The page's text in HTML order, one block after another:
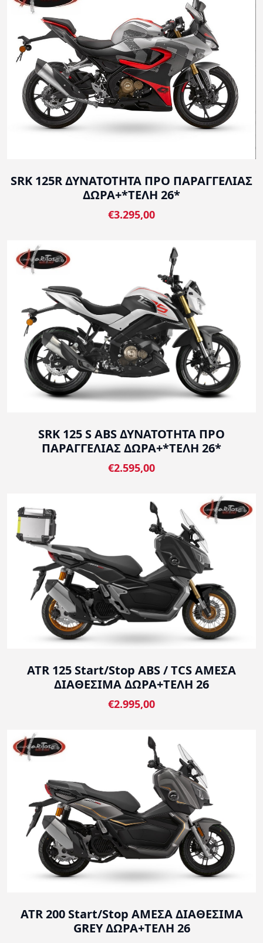
SRK 125R ΔΥΝΑΤΟΤΗΤΑ ΠΡΟ ΠΑΡΑΓΓΕΛΙΑΣ
ΔΩΡΑ+*ΤΕΛΗ 26*
€3.295,00
SRK 125 S ABS ΔΥΝΑΤΟΤΗΤΑ ΠΡΟ
ΠΑΡΑΓΓΕΛΙΑΣ ΔΩΡΑ+*ΤΕΛΗ 26*
€2.595,00
ATR 125 Start/Stop ABS / TCS ΑΜΕΣΑ
ΔΙΑΘΕΣΙΜΑ ΔΩΡΑ+ΤΕΛΗ 26
€2.995,00
ATR 200 Start/Stop ΑΜΕΣΑ ΔΙΑΘΕΣΙΜΑ
GREY ΔΩΡΑ+ΤΕΛΗ 26